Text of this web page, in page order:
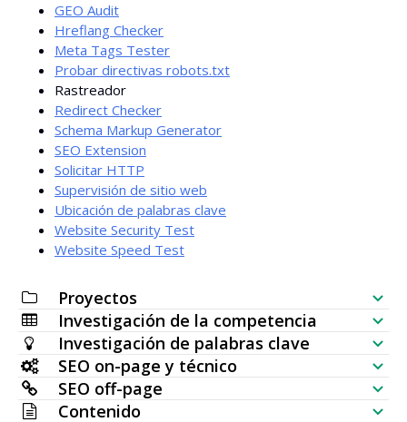
GEO Audit
Hreflang Checker
Meta Tags Tester
Probar directivas robots.txt
Rastreador
Redirect Checker
Schema Markup Generator
SEO Extension
Solicitar HTTP
Supervisión de sitio web
Ubicación de palabras clave
Website Security Test
Website Speed Test
Proyectos
Lista de comprobación SEO
Investigación de la competencia
Comprobador de visibilidad web
Analizador SERP
Investigación de palabras clave
Generador de palabras clave
Comprobador de volumen de búsqueda en masa
SEO on-page y técnico
Auditoría SEO
SEO off-page
Contenido